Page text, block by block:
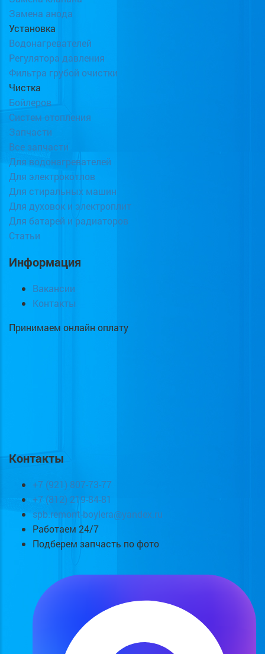
Замена анода
Установка
Водонагревателей
Регулятора давления
Фильтра грубой очистки
Чистка
Бойлеров
Систем отопления
Запчасти
Все запчасти
Для водонагревателей
Для электрокотлов
Для стиральных машин
Для духовок и электроплит
Для батарей и радиаторов
Статьи
Информация
Вакансии
Контакты
Принимаем онлайн оплату
Контакты
+7 (921) 807-73-77
+7 (812) 219-84-81
spb.remont-boylera@yandex.ru
Работаем 24/7
Подберем запчасть по фото